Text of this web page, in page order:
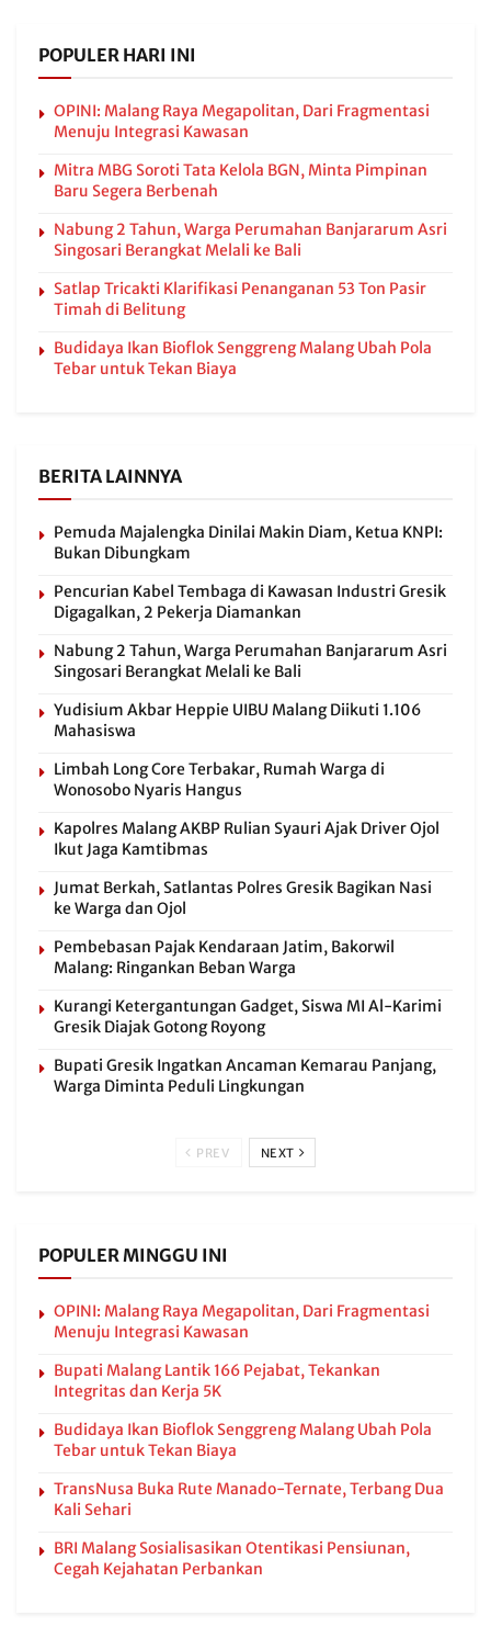
POPULER HARI INI
OPINI: Malang Raya Megapolitan, Dari Fragmentasi
Menuju Integrasi Kawasan
Mitra MBG Soroti Tata Kelola BGN, Minta Pimpinan
Baru Segera Berbenah
Nabung 2 Tahun, Warga Perumahan Banjararum Asri
Singosari Berangkat Melali ke Bali
Satlap Tricakti Klarifikasi Penanganan 53 Ton Pasir
Timah di Belitung
Budidaya Ikan Bioflok Senggreng Malang Ubah Pola
Tebar untuk Tekan Biaya
BERITA LAINNYA
Pemuda Majalengka Dinilai Makin Diam, Ketua KNPI:
Bukan Dibungkam
Pencurian Kabel Tembaga di Kawasan Industri Gresik
Digagalkan, 2 Pekerja Diamankan
Nabung 2 Tahun, Warga Perumahan Banjararum Asri
Singosari Berangkat Melali ke Bali
Yudisium Akbar Heppie UIBU Malang Diikuti 1.106
Mahasiswa
Limbah Long Core Terbakar, Rumah Warga di
Wonosobo Nyaris Hangus
Kapolres Malang AKBP Rulian Syauri Ajak Driver Ojol
Ikut Jaga Kamtibmas
Jumat Berkah, Satlantas Polres Gresik Bagikan Nasi
ke Warga dan Ojol
Pembebasan Pajak Kendaraan Jatim, Bakorwil
Malang: Ringankan Beban Warga
Kurangi Ketergantungan Gadget, Siswa MI Al-Karimi
Gresik Diajak Gotong Royong
Bupati Gresik Ingatkan Ancaman Kemarau Panjang,
Warga Diminta Peduli Lingkungan
PREV NEXT
POPULER MINGGU INI
OPINI: Malang Raya Megapolitan, Dari Fragmentasi
Menuju Integrasi Kawasan
Bupati Malang Lantik 166 Pejabat, Tekankan
Integritas dan Kerja 5K
Budidaya Ikan Bioflok Senggreng Malang Ubah Pola
Tebar untuk Tekan Biaya
TransNusa Buka Rute Manado-Ternate, Terbang Dua
Kali Sehari
BRI Malang Sosialisasikan Otentikasi Pensiunan,
Cegah Kejahatan Perbankan